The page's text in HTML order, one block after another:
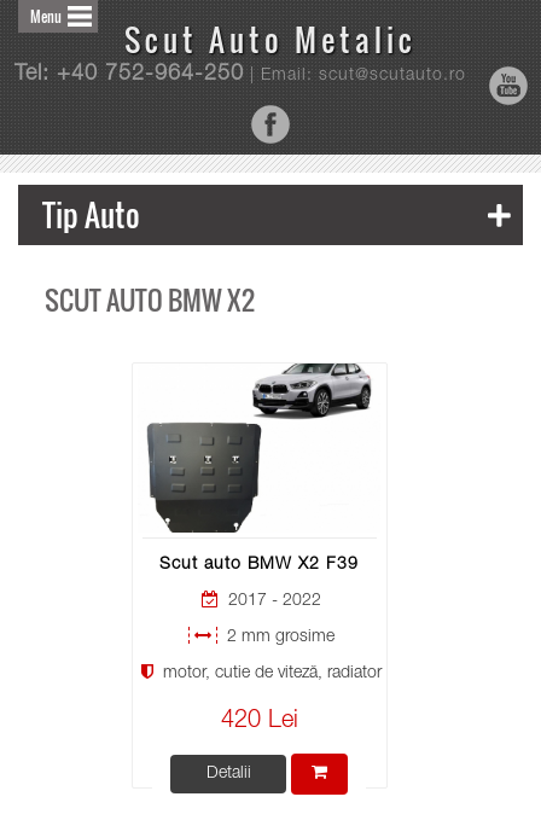
Scut Auto Metalic
Tel: +40 752-964-250| Email: scut@scutauto.ro
Menu
Tip Auto
SCUT AUTO BMW X2
Scut auto BMW X2 F39
2017 - 2022
2 mm grosime
motor, cutie de viteză, radiator
420 Lei
Detalii